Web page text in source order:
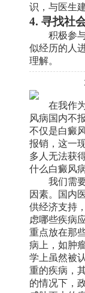
识，与医生
4. 寻找社
积极参与
似经历的人
理解。
在我作为
风病国内不
不仅是白癜
报销，这一
多人无法获
什么白癜风
我们需要
因素。国内
供经济支持
虑哪些疾病
重点放在那
病上，如肿
学上虽然被
重的疾病，
的情况下，